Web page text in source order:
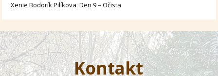
Xenie Bodorík Pilíkova:Den 9 – Očista
Kontakt